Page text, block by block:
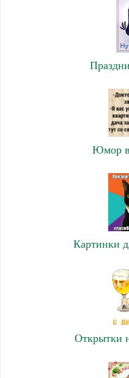
Юмор в
Картинки
Открытки